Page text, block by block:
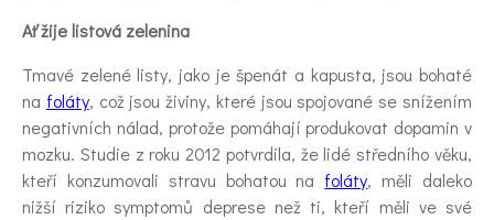
Ať žije listová zelenina
Tmavé zelené listy, jako je špenát a kapusta, jsou bohaté
na foláty, což jsou živiny, které jsou spojované se snížením
negativních nálad, protože pomáhají produkovat dopamin v
mozku. Studie z roku 2012 potvrdila, že lidé středního věku,
kteří konzumovali stravu bohatou na foláty, měli daleko
nižší riziko symptomů deprese než ti, kteří měli ve své